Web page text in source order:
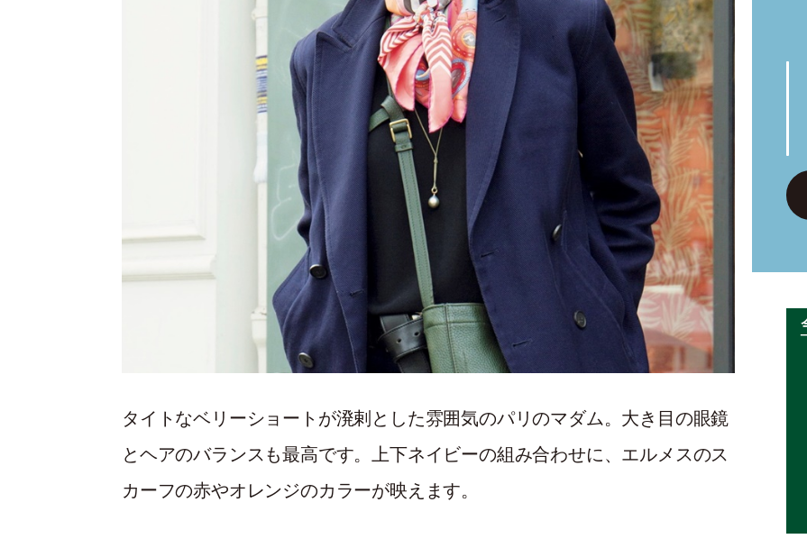
タイトなベリーショートが溌剌とした雰囲気のパリのマダム。大き目の眼鏡
とヘアのバランスも最高です。上下ネイビーの組み合わせに、エルメスのス
カーフの赤やオレンジのカラーが映えます。